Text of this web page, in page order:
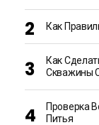
Как
Как
Скважины
Проверка
Питья